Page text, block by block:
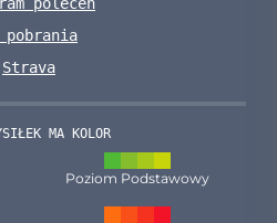
pobrania
Strava
MA KOLOR
Poziom Podstawowy